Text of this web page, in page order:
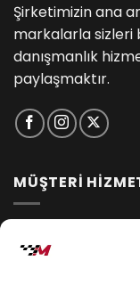
Şirketimizin ana
markalarla sizleri
danışmanlık
paylaşmaktır.
MÜŞTERİ